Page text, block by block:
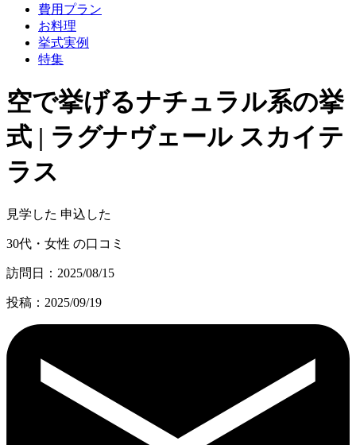
費用プラン
お料理
挙式実例
特集
空で挙げるナチュラル系の挙
式 | ラグナヴェール スカイテ
ラス
見学した 申込した
30代・女性 の口コミ
訪問日：2025/08/15
投稿：2025/09/19